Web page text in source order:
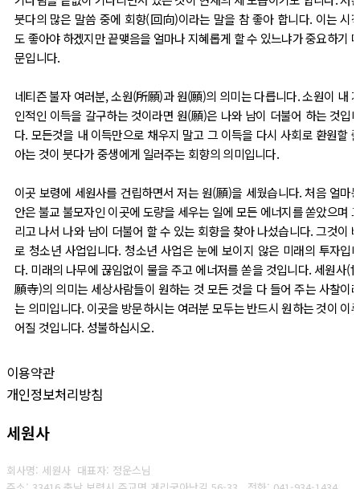
붓다의 많은 말씀 중에 회향(回向)이라는 말을 참 좋아 합니다. 이는 시
도 좋아야 하겠지만 끝맺음을 얼마나 지혜롭게 할 수 있느냐가 중요하기
문입니다.
네티즌 불자 여러분, 소원(所願)과 원(願)의 의미는 다릅니다. 소원이 내
인적인 이득을 갈구하는 것이라면 원(願)은 나와 남이 더불어 하는 것입
다. 모든것을 내 이득만으로 채우지 말고 그 이득을 다시 사회로 환원할
아는 것이 붓다가 중생에게 일러주는 회향의 의미입니다.
이곳 보령에 세원사를 건립하면서 저는 원(願)을 세웠습니다. 처음 얼마
안은 불교 불모자인 이곳에 도량을 세우는 일에 모든 에너지를 쏟았으며
리고 나서 나와 남이 더불어 할 수 있는 회향을 찾아 나섰습니다. 그것이
로 청소년 사업입니다. 청소년 사업은 눈에 보이지 않은 미래의 투자입
다. 미래의 나무에 끊임없이 물을 주고 에너저를 쏟을 것입니다. 세원사(
願寺)의 의미는 세상사람들이 원하는 것 모든 것을 다 들어 주는 사찰이
는 의미입니다. 이곳을 방문하시는 여러분 모두는 반드시 원하는 것이 이
어질 것입니다. 성불하십시오.
이용약관
개인정보처리방침
세원사
회사명: 세원사 대표자: 정운스님